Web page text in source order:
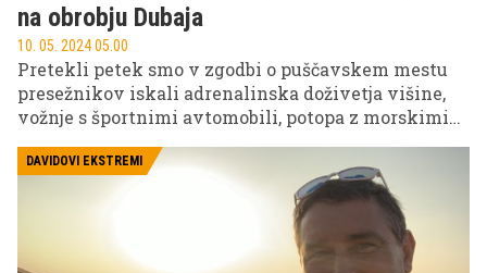
na obrobju Dubaja
10. 05. 2024 05.00
Pretekli petek smo v zgodbi o puščavskem mestu
presežnikov iskali adrenalinska doživetja višine,
vožnje s športnimi avtomobili, potopa z morskimi
svobode in resničnega izziva neodpustljive narave
v najskrajnejši obliki peščene puščave Rub al Khali.
Vožnja po sipinah je vrhunec obiska tega dela sveta,
tako kot deskanje na snegu v njegovem večnem
poletju ...
DAVIDOVI EKSTREMI